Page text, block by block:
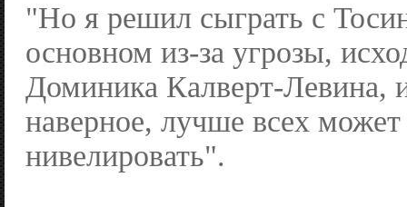
"Но я решил сыграть с
основном из-за угрозы,
Доминика Калверт-Левина,
наверное, лучше всех может
нивелировать".